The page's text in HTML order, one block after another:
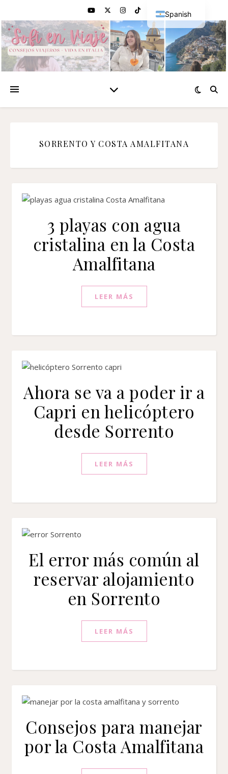
SORRENTO Y COSTA AMALFITANA
3 playas con agua
cristalina en la Costa
Amalfitana
LEER MÁS
Ahora se va a poder ir a
Capri en helicóptero
desde Sorrento
LEER MÁS
El error más común al
reservar alojamiento
en Sorrento
LEER MÁS
Consejos para manejar
por la Costa Amalfitana
Spanish
English